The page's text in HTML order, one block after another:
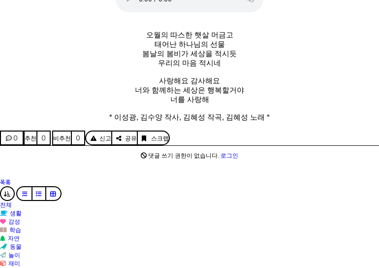
오월의 따스한 햇살 머금고
태어난 하나님의 선물
봄날의 봄비가 세상을 적시듯
우리의 마음 적시네
사랑해요 감사해요
너와 함께하는 세상은 행복할거야
너를 사랑해
* 이성광, 김수양 작사, 김혜성 작곡, 김혜성 노래 *
신고 공유 스크랩
0 추천 0 비추천 0
댓글 쓰기 권한이 없습니다. 로그인
목록
전체
생활
감성
학습
자연
동물
놀이
재미